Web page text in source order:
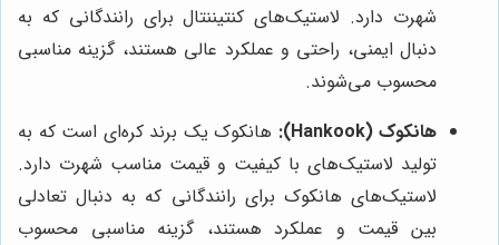
شهرت دارد. لاستیک‌های کنتیننتال برای رانندگانی که به
دنبال ایمنی، راحتی و عملکرد عالی هستند، گزینه مناسبی
محسوب می‌شوند.
هانکوک (Hankook):
هانکوک یک برند کره‌ای است که به
تولید لاستیک‌های با کیفیت و قیمت مناسب شهرت دارد.
لاستیک‌های هانکوک برای رانندگانی که به دنبال تعادلی
بین قیمت و عملکرد هستند، گزینه مناسبی محسوب